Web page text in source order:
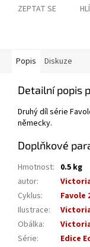
ZEPTAT SE
Popis Diskuze
Detailní popis
Druhý díl série
německy.
Doplňkové
Hmotnost: 0.5 kg
autor:
Cyklus:
Favole
Ilustrace:
Obálka:
Série:
Edice